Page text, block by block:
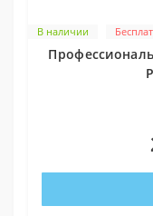
В наличии